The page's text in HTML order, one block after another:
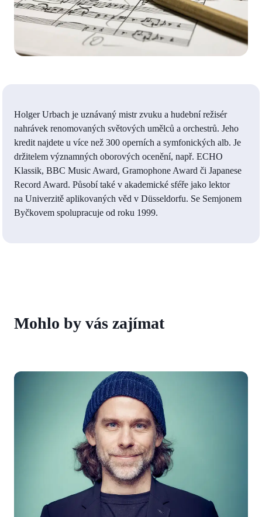
Holger Urbach je uznávaný mistr zvuku a hudební režisér
nahrávek renomovaných světových umělců a orchestrů. Jeho
kredit najdete u více než 300 operních a symfonických alb. Je
držitelem významných oborových ocenění, např. ECHO
Klassik, BBC Music Award, Gramophone Award či Japanese
Record Award. Působí také v akademické sféře jako lektor
na Univerzitě aplikovaných věd v Düsseldorfu. Se Semjonem
Byčkovem spolupracuje od roku 1999.
Mohlo by vás zajímat